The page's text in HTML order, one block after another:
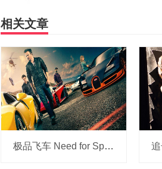
相关文章
极品飞车 Need for Speed 2014 720p x264 中字 网盘下载